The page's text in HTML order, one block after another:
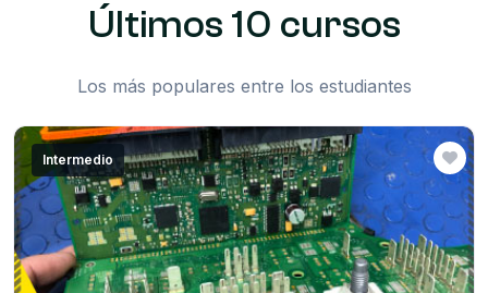
Últimos 10 cursos
Los más populares entre los estudiantes
Intermedio